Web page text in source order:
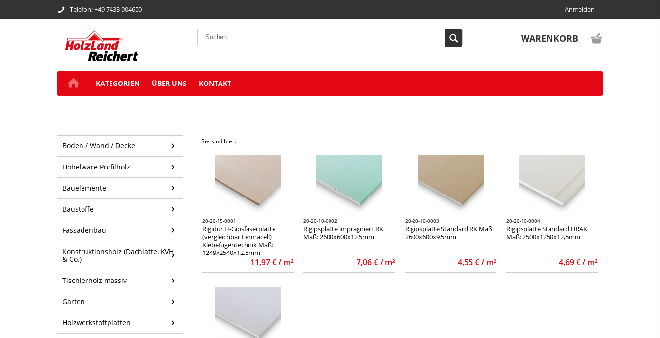
Telefon: +49 7433 904650 Anmelden
WARENKORB
KATEGORIEN ÜBER UNS KONTAKT
Boden / Wand / Decke
Hobelware Profilholz
Bauelemente
Baustoffe
Fassadenbau
Konstruktionsholz (Dachlatte, KVH
& Co.)
Tischlerholz massiv
Garten
Holzwerkstoffplatten
Sie sind hier:
20-20-15-0001
Rigidur H-Gipsfaserplatte
(vergleichbar Fermacell)
Klebefugentechnik Maß:
1249x2540x12,5mm
11,97 € / m²
20-20-10-0002
Rigipsplatte imprägniert RK
Maß: 2600x600x12,5mm
7,06 € / m²
20-20-10-0003
Rigipsplatte Standard RK Maß:
2600x600x9,5mm
4,55 € / m²
20-20-10-0004
Rigipsplatte Standard HRAK
Maß: 2500x1250x12,5mm
4,69 € / m²